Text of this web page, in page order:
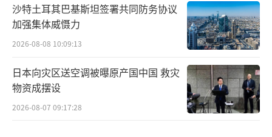
沙特土耳其巴基斯坦签署共同防务协议
加强集体威慑力
2026-08-08 10:09:13
日本向灾区送空调被曝原产国中国 救灾
物资成摆设
2026-08-07 09:17:28